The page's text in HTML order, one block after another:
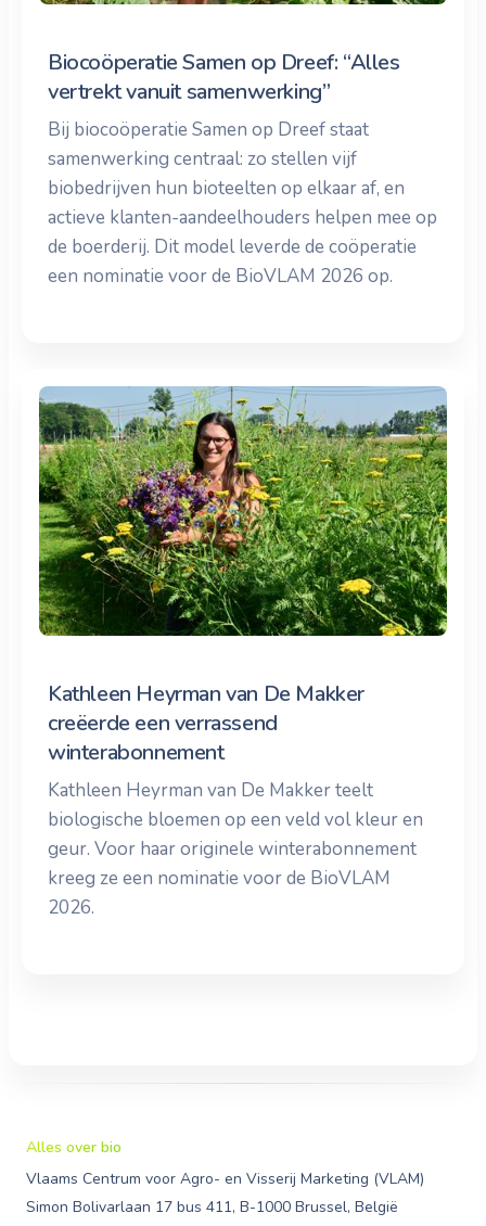
Biocoöperatie Samen op Dreef: “Alles
vertrekt vanuit samenwerking”
Bij biocoöperatie Samen op Dreef staat
samenwerking centraal: zo stellen vijf
biobedrijven hun bioteelten op elkaar af, en
actieve klanten-aandeelhouders helpen mee op
de boerderij. Dit model leverde de coöperatie
een nominatie voor de BioVLAM 2026 op.
Kathleen Heyrman van De Makker
creëerde een verrassend
winterabonnement
Kathleen Heyrman van De Makker teelt
biologische bloemen op een veld vol kleur en
geur. Voor haar originele winterabonnement
kreeg ze een nominatie voor de BioVLAM
2026.
Alles over bio
Vlaams Centrum voor Agro- en Visserij Marketing (VLAM)
Simon Bolivarlaan 17 bus 411, B-1000 Brussel, België